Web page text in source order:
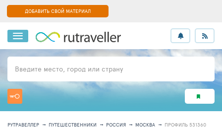
ДОБАВИТЬ СВОЙ МАТЕРИАЛ
Введите место, город или страну
РУТРАВЕЛЛЕР ПУТЕШЕСТВЕННИКИ РОССИЯ МОСКВА ПРОФИЛЬ 531360